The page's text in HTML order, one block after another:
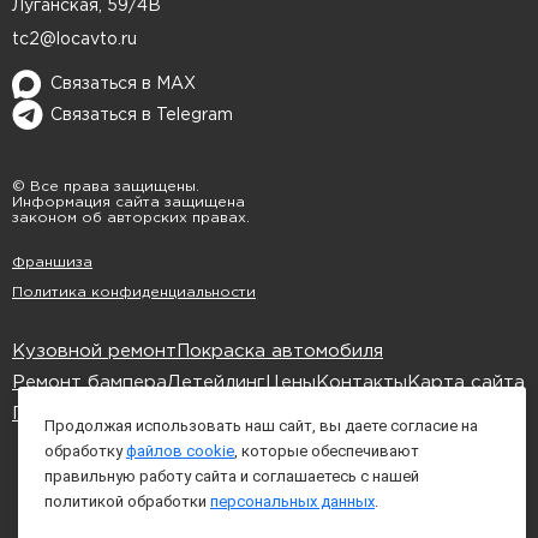
Почему стоит доверить работу LOCAUTO
В нашем сервисе полировка фар — это
отработанная технология. Мы уже много лет
формы, двойной кривизной и комбинированной
Вот что вы получаете, обращаясь к нам:
Диагностика: мы точно скажем, можно ли
нанесения защитного слоя;
Использование только
профессиональных материалов —
Луганская, 59/4В
tc2@locavto.ru
Связаться в MAX
Связаться в Telegram
© Все права защищены.
Информация сайта защищена
законом об авторских правах.
Франшиза
Политика конфиденциальности
Кузовной ремонт Покраска автомобиля
Ремонт бампераДетейлинг Цены Контакты Карта сайта
Продолжая использовать наш сайт, вы даете согласие на
обработкуфайлов cookie, которые обеспечивают
правильную работу сайта и соглашаетесь с нашей
политикой обработки персональных данных.